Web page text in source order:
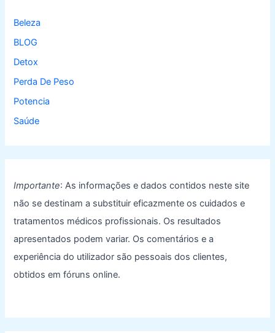
Beleza
BLOG
Detox
Perda De Peso
Potencia
Saúde
Importante: As informações e dados contidos neste site
não se destinam a substituir eficazmente os cuidados e
tratamentos médicos profissionais. Os resultados
apresentados podem variar. Os comentários e a
experiência do utilizador são pessoais dos clientes,
obtidos em fóruns online.